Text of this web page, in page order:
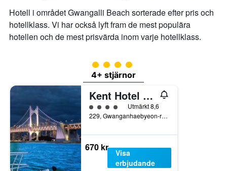
Hotell i området Gwangalli Beach sorterade efter pris och
hotellklass. Vi har också lyft fram de mest populära
hotellen och de mest prisvärda inom varje hotellklass.
Klasskategori: 4
4+ stjärnor
Kent Hotel Gwangalli by Kensington
Klasskategori: 4Utmärkt 8,6
229, Gwanganhaebyeon-ro, Suyeong-gu, Pusan, Sydkorea
670 kr
Visa
erbjudande